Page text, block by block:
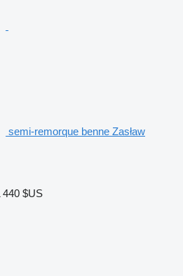
semi-remorque benne Zasław
440 $US